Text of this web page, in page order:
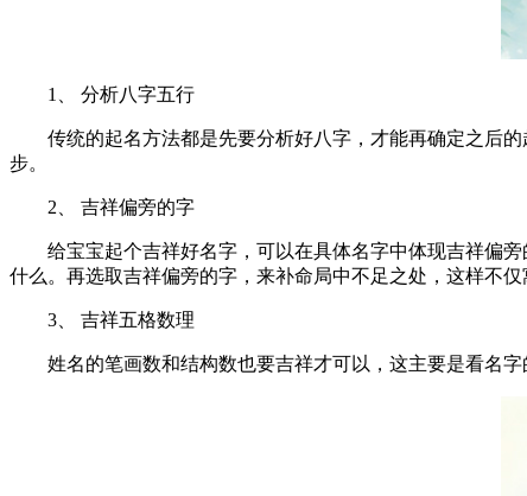
1、 分析八字五行
传统的起名方法都是先要分析好八字，才能再确定之后的
步。
2、 吉祥偏旁的字
给宝宝起个吉祥好名字，可以在具体名字中体现吉祥偏旁
什么。再选取吉祥偏旁的字，来补命局中不足之处，这样不
3、 吉祥五格数理
姓名的笔画数和结构数也要吉祥才可以，这主要是看名字